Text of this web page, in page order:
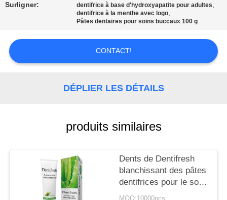
CONTACTEZ-
NOUS
DEMANDEZ
DU
Surligner: dentifrice à base d'hydroxyapatite pour adultes,
dentifrice à la menthe avec logo,
Pâtes dentaires pour soins buccaux 100 g
CONTACT!
DÉPLIER LES DÉTAILS
produits similaires
Dents de Dentifresh
blanchissant des pâtes
dentifrices pour le soin
oral professionnel non
MOQ:10000pcs